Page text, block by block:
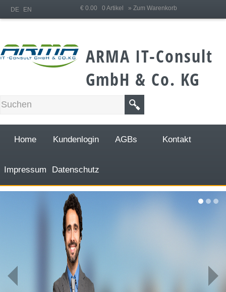
€ 0.00 0 Artikel » Zum Warenkorb
DE EN
ARMA IT-Consult
GmbH & Co. KG
Home Kundenlogin AGBs Kontakt
Impressum Datenschutz